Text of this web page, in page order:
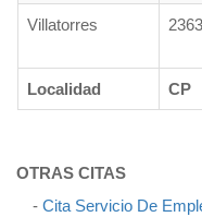
Villatorres
Localidad CP
OTRAS CITAS
- Cita Servicio De